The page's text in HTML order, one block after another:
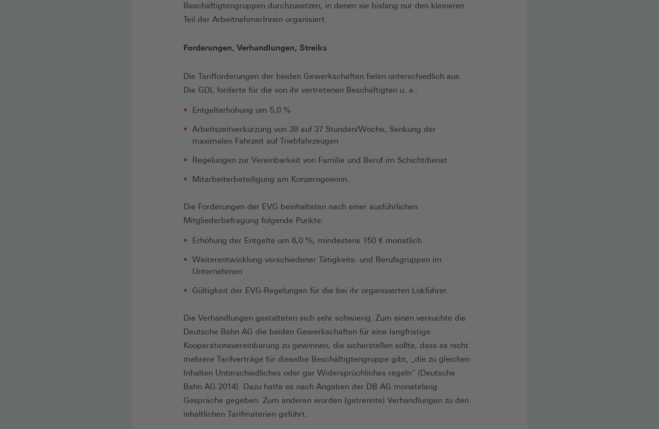
Beschäftigtengruppen durchzusetzen, in denen sie bislang nur den kleineren
Teil der ArbeitnehmerInnen organisiert.
Forderungen, Verhandlungen, Streiks
Die Tarifforderungen der beiden Gewerkschaften fielen unterschiedlich aus.
Die GDL forderte für die von ihr vertretenen Beschäftigten u. a.:
Entgelterhöhung um 5,0 %
Arbeitszeitverkürzung von 39 auf 37 Stunden/Woche, Senkung der
maximalen Fahrzeit auf Triebfahrzeugen
Regelungen zur Vereinbarkeit von Familie und Beruf im Schichtdienst
Mitarbeiterbeteiligung am Konzerngewinn.
Die Forderungen der EVG beinhalteten nach einer ausführlichen
Mitgliederbefragung folgende Punkte:
Erhöhung der Entgelte um 6,0 %, mindestens 150 € monatlich
Weiterentwicklung verschiedener Tätigkeits- und Berufsgruppen im
Unternehmen
Gültigkeit der EVG-Regelungen für die bei ihr organisierten Lokführer.
Die Verhandlungen gestalteten sich sehr schwierig. Zum einen versuchte die
Deutsche Bahn AG die beiden Gewerkschaften für eine langfristige
Kooperationsvereinbarung zu gewinnen, die sicherstellen sollte, dass es nicht
mehrere Tarifverträge für dieselbe Beschäftigtengruppe gibt, „die zu gleichen
Inhalten Unterschiedliches oder gar Widersprüchliches regeln“ (Deutsche
Bahn AG 2014). Dazu hatte es nach Angaben der DB AG monatelang
Gespräche gegeben. Zum anderen wurden (getrennte) Verhandlungen zu den
inhaltlichen Tarifmaterien geführt.